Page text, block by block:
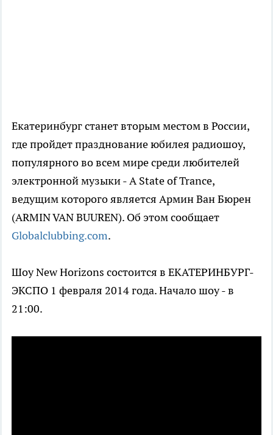
Екатеринбург станет вторым местом в России,
где пройдет празднование юбилея радиошоу,
популярного во всем мире среди любителей
электронной музыки - A State of Trance,
ведущим которого является Армин Ван Бюрен
(ARMIN VAN BUUREN). Об этом сообщает
Globalclubbing.com.
Шоу New Horizons состоится в ЕКАТЕРИНБУРГ-
ЭКСПО 1 февраля 2014 года. Начало шоу - в
21:00.